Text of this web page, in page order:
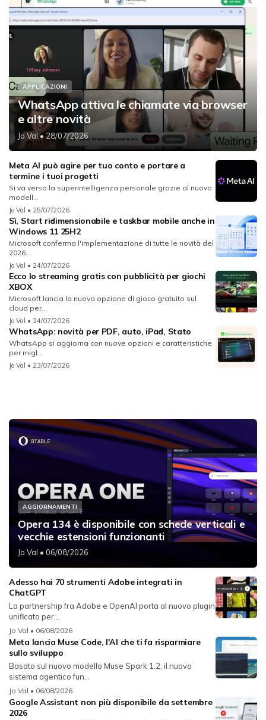
APPLICAZIONI
WhatsApp attiva le chiamate via browser
e altre novità
Jo Val• 28/07/2026
Meta AI può agire per tuo conto e portare a
termine i tuoi progetti
Si va verso la superintelligenza personale grazie al nuovo
modell...
Jo Val • 25/07/2026
Sì, Start ridimensionabile e taskbar mobile anche in
Windows 11 25H2
Microsoft conferma l'implementazione di tutte le novità del
2026...
Jo Val • 24/07/2026
Ecco lo streaming gratis con pubblicità per giochi
XBOX
Microsoft lancia la nuova opzione di gioco gratuito sul
cloud per...
Jo Val • 24/07/2026
WhatsApp: novità per PDF, auto, iPad, Stato
WhatsApp si aggiorna con nuove opzioni e caratteristiche
per migl...
Jo Val • 23/07/2026
AGGIORNAMENTI
Opera 134 è disponibile con schede verticali e
vecchie estensioni funzionanti
Jo Val • 06/08/2026
Adesso hai 70 strumenti Adobe integrati in
ChatGPT
La partnership fra Adobe e OpenAI porta al nuovo plugin
unificato per...
Jo Val • 06/08/2026
Meta lancia Muse Code, l'AI che ti fa risparmiare
sullo sviluppo
Basato sul nuovo modello Muse Spark 1.2, il nuovo
sistema agentico fun...
Jo Val • 06/08/2026
Google Assistant non più disponibile da settembre
2026